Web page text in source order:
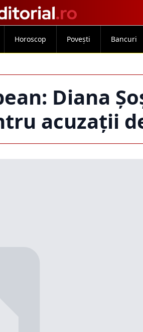
Horoscop Povești Bancuri
Diana
acuzații